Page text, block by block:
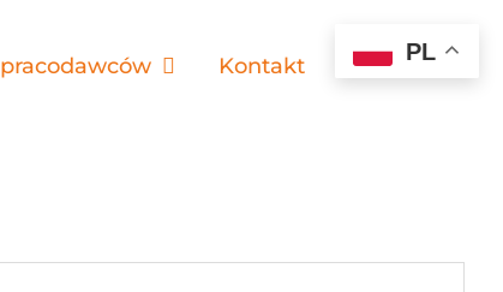
Kontakt
PL